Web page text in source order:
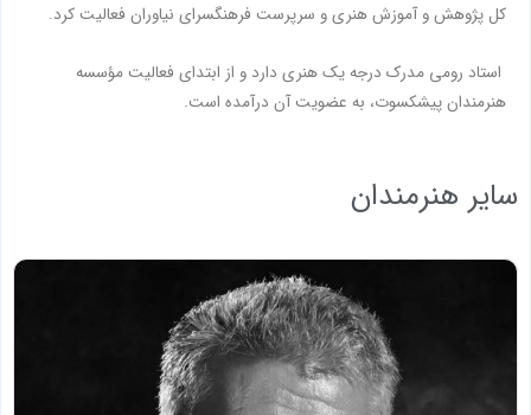
كل پژوهش و آموزش هنرى و سرپرست فرهنگسراى نیاوران فعالیت کرد.
استاد رومی مدرک درجه یک هنری دارد و از ابتدای فعالیت مؤسسه
هنرمندان پیشکسوت، به عضویت آن درآمده است.
سایر هنرمندان